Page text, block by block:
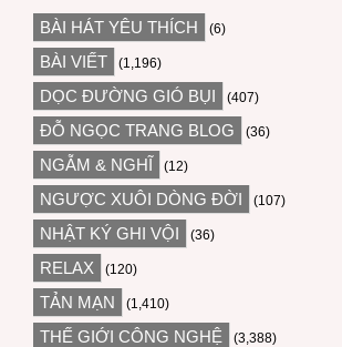
BÀI HÁT YÊU THÍCH (6)
BÀI VIẾT (1,196)
DỌC ĐƯỜNG GIÓ BỤI (407)
ĐỖ NGỌC TRANG BLOG (36)
NGẪM & NGHĨ (12)
NGƯỢC XUÔI DÒNG ĐỜI (107)
NHẬT KÝ GHI VỘI (36)
RELAX (120)
TẢN MẠN (1,410)
THẾ GIỚI CÔNG NGHỆ (3,388)